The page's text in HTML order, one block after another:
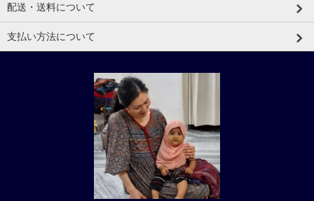
配送・送料について
支払い方法について